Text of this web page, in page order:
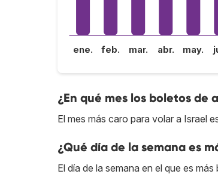
ene. feb. mar. abr. may.
¿En qué mes los boletos de
El mes más caro para volar a Israel
¿Qué día de la semana es
El día de la semana en el que es